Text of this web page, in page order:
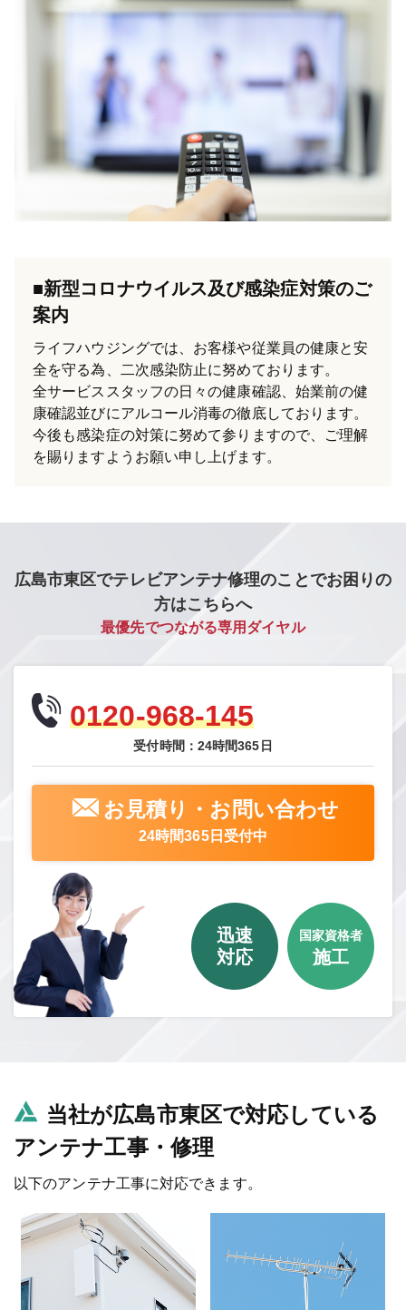
■新型コロナウイルス及び感染症対策のご
案内
ライフハウジングでは、お客様や従業員の健康と安
全を守る為、二次感染防止に努めております。
全サービススタッフの日々の健康確認、始業前の健
康確認並びにアルコール消毒の徹底しております。
今後も感染症の対策に努めて参りますので、ご理解
を賜りますようお願い申し上げます。
広島市東区でテレビアンテナ修理のことでお困りの
方はこちらへ
最優先でつながる専用ダイヤル
0120-968-145
受付時間：24時間365日
お見積り・お問い合わせ
24時間365日受付中
迅速
対応
国家資格者
施工
当社が広島市東区で対応している
アンテナ工事・修理
以下のアンテナ工事に対応できます。